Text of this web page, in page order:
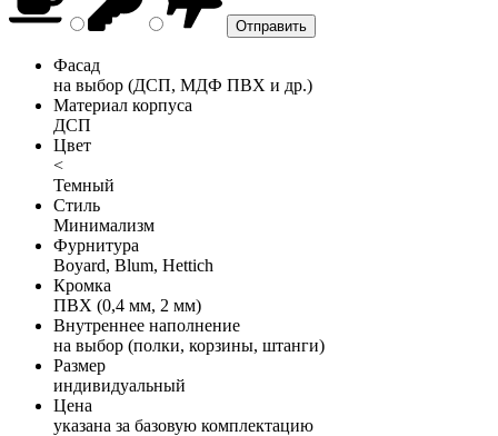
Фасад
на выбор (ДСП, МДФ ПВХ и др.)
Материал корпуса
ДСП
Цвет
<
Темный
Стиль
Минимализм
Фурнитура
Boyard, Blum, Hettich
Кромка
ПВХ (0,4 мм, 2 мм)
Внутреннее наполнение
на выбор (полки, корзины, штанги)
Размер
индивидуальный
Цена
указана за базовую комплектацию